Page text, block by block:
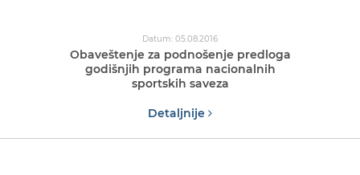
Datum: 05.08.2016
Obaveštenje za podnošenje predloga
godišnjih programa nacionalnih
sportskih saveza
Detaljnije